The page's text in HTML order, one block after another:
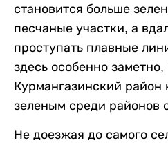
становится больше
песчаные участки, а
проступать плавные
здесь особенно
Курмангазинский
зеленым среди районов
Не доезжая до самого